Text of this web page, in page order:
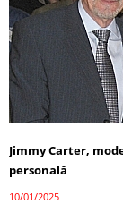
Jimmy Carter,
personală
10/01/2025